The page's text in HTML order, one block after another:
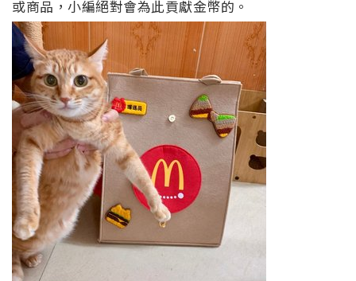
或商品，小編絕對會為此貢獻金幣的。